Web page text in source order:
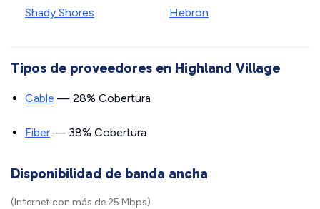
Shady Shores Hebron
Tipos de proveedores en Highland Village
Cable — 28% Cobertura
Fiber — 38% Cobertura
Disponibilidad de banda ancha
(Internet con más de 25 Mbps)